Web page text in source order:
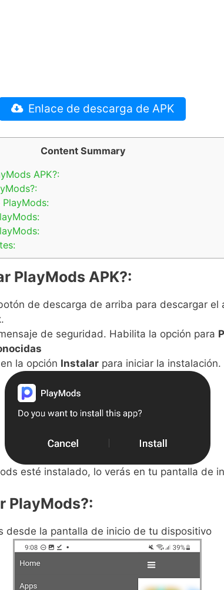
Enlace de descarga de APK
Content Summary
APK?:
PlayMods APK?:
de descarga de arriba para descargar el
.
de seguridad. Habilita la opción para
la opción Instalar para iniciar la instalación.
esté instalado, lo verás en tu pantalla de
PlayMods?:
desde la pantalla de inicio de tu dispositivo